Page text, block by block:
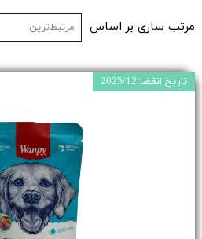
مرتب سازی بر اساس مرتبط‌ترین
تاریخ انقضا:2025/12